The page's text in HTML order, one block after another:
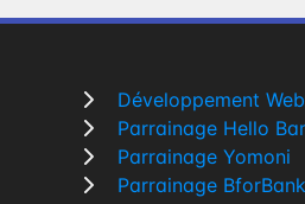
Développement
Parrainage Hello
Parrainage Yomoni
Parrainage BforBank